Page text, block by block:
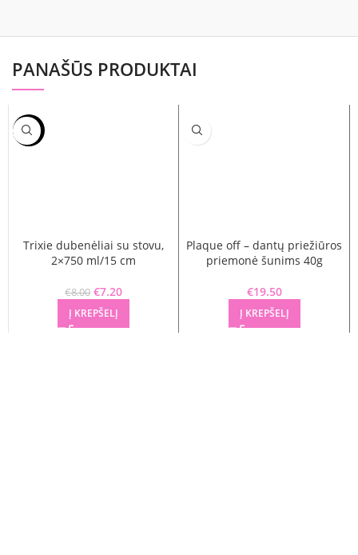
PANAŠŪS PRODUKTAI
-10%
Trixie dubenėliai su stovu,
2×750 ml/15 cm
€8.00 Original price was: €8.00.
€7.20
Į KREPŠELĮ
Plaque off – dantų priežiūros
priemonė šunims 40g
€19.50
Į KREPŠELĮ